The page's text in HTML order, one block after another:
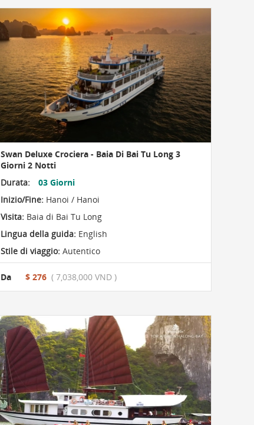
Swan Deluxe Crociera - Baia Di Bai Tu Long 3
Giorni 2 Notti
Durata:
03 Giorni
Inizio/Fine:Hanoi / Hanoi
Visita:Baia di Bai Tu Long
Lingua della guida:English
Stile di viaggio:Autentico
Da $ 276 ( 7,038,000 VND )